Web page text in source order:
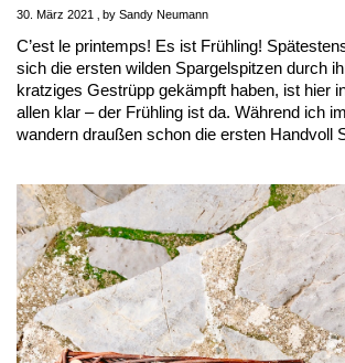
30. März 2021 by Sandy Neumann
C’est le printemps! Es ist Frühling!
sich die ersten wilden Spargelspitzen durch
kratziges Gestrüpp gekämpft haben, ist hier
allen klar – der Frühling ist da. Während ich
wandern draußen schon die ersten Handvoll